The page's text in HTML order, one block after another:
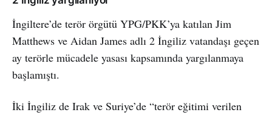
İngiltere’de terör örgütü YPG/PKK’ya katılan Jim
Matthews ve Aidan James adlı 2 İngiliz vatandaşı geçen
ay terörle mücadele yasası kapsamında yargılanmaya
başlamıştı.
İki İngiliz de Irak ve Suriye’de “terör eğitimi verilen